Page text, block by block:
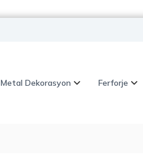
Metal Dekorasyon Ferforje